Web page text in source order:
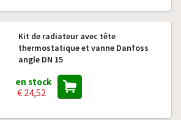
Kit de radiateur avec tête
thermostatique et vanne Danfoss
angle DN 15
en stock
€ 24,52